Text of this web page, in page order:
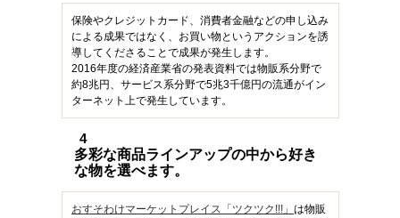
保険やクレジットカード、消費者金融などの申し込み
による成果ではなく、お買い物というアクションを誘
導してくださることで成果が発生します。
2016年度の経済産業省の発表資料では物販系分野で
約8兆円、サービス系分野で5兆3千億円の流通がイン
ターネット上で発生しています。
4
多彩な商品ラインアップの中から好き
な物を選べます。
おすそわけマーケットプレイス「ツクツク!!!」 は物販